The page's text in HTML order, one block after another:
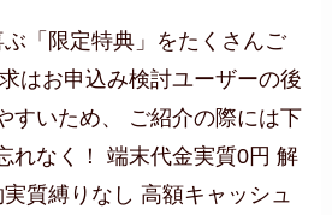
ぶ「限定特典」をたくさんご
はお申込み検討ユーザーの後
すいため、 ご紹介の際には下
れなく！ 端末代金実質0円 解
質縛りなし 高額キャッシュ